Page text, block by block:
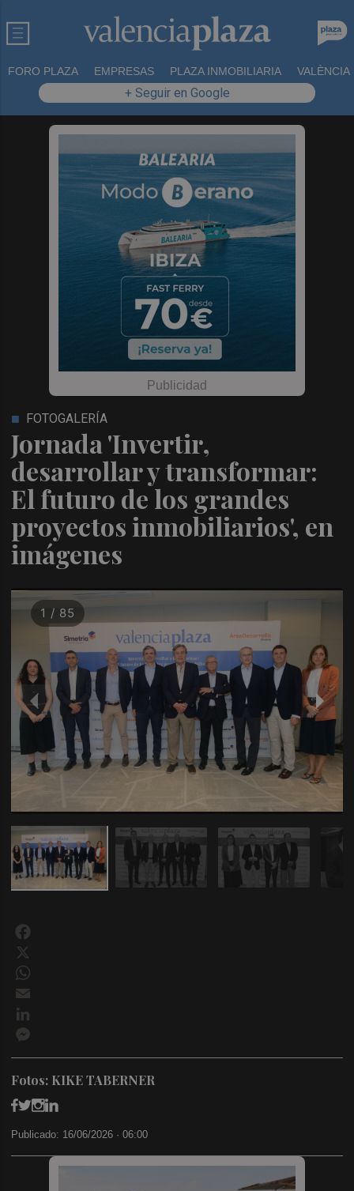
FORO PLAZA EMPRESAS PLAZA INMOBILIARIA VALÈNCIA
+ Seguir en Google
Jornada 'Invertir,
desarrollar y transformar:
El futuro de los grandes
proyectos inmobiliarios', en
imágenes
FOTOGALERÍA
1 / 85
Fotos: KIKE TABERNER
Publicado: 16/06/2026 ·06:00